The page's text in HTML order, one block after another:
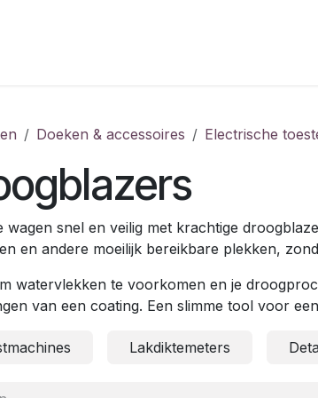
Doeken & accessoires Electrische
wagen snel en veilig met krachtige
en andere moeilijk bereikbare plekken,
watervlekken te voorkomen en je
van een coating. Een slimme tool voor
Lakdiktemeters